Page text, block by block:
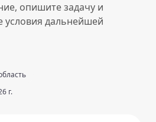
опишите задачу и
условия дальнейшей
г.